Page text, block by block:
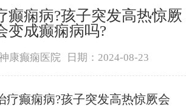
癫痫病?孩子突发高热惊厥
变成癫痫病吗?
康癫痫医院 日期：2024-08-23
疗癫痫病?孩子突发高热惊厥会